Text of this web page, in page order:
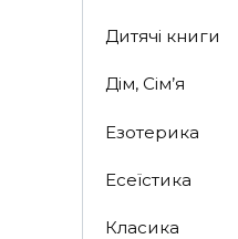
Дитячі книги
Дім, Сім’я
Езотерика
Есеїстика
Класика